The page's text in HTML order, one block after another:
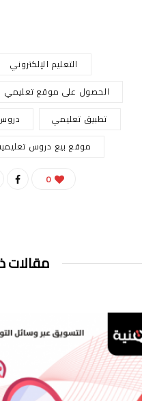
التعليم الإلكتروني
الحصول على موقع تعليمي
تطبيق تعليمي
موقع بيع دروس
0
مقالات